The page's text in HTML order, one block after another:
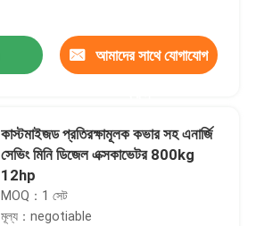
আমাদের সাথে যোগাযোগ
কাস্টমাইজড প্রতিরক্ষামূলক কভার সহ এনার্জি
সেভিং মিনি ডিজেল এক্সকাভেটর 800kg
12hp
MOQ：1 সেট
মূল্য：negotiable